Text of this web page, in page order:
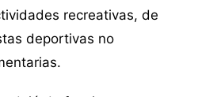
recreativas, de
deportivas no